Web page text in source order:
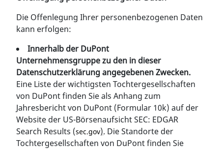
Die Offenlegung Ihrer personenbezogenen Daten
kann erfolgen:
Innerhalb der DuPont
Unternehmensgruppe zu den in dieser
Datenschutzerklärung angegebenen Zwecken.
Eine Liste der wichtigsten Tochtergesellschaften
von DuPont finden Sie als Anhang zum
Jahresbericht von DuPont (Formular 10k) auf der
Website der US-Börsenaufsicht SEC: EDGAR
Search Results (sec.gov). Die Standorte der
Tochtergesellschaften von DuPont finden Sie